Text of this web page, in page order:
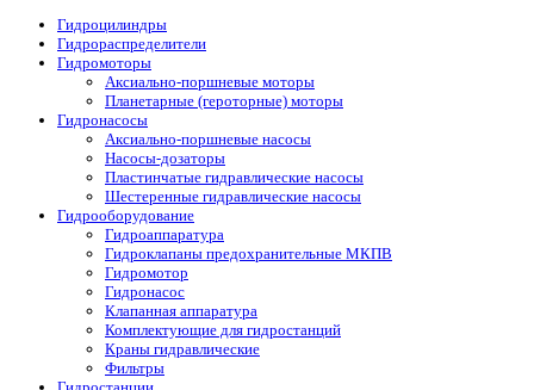
Гидроцилиндры
Гидрораспределители
Гидромоторы
Аксиально-поршневые моторы
Планетарные (героторные) моторы
Гидронасосы
Аксиально-поршневые насосы
Насосы-дозаторы
Пластинчатые гидравлические насосы
Шестеренные гидравлические насосы
Гидрооборудование
Гидроаппаратура
Гидроклапаны предохранительные МКПВ
Гидромотор
Гидронасос
Клапанная аппаратура
Комплектующие для гидростанций
Краны гидравлические
Фильтры